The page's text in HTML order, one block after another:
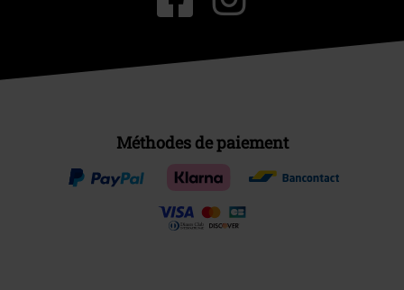
Méthodes de paiement